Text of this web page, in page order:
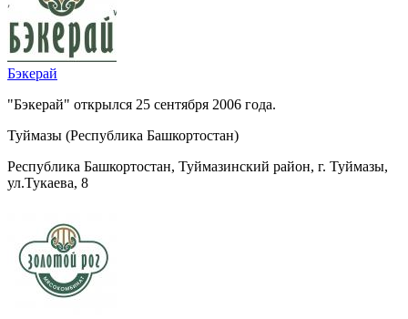
Бэкерай
"Бэкерай" открылся 25 сентября 2006 года.
Туймазы (Республика Башкортостан)
Республика Башкортостан, Туймазинский район, г. Туймазы,
ул.Тукаева, 8